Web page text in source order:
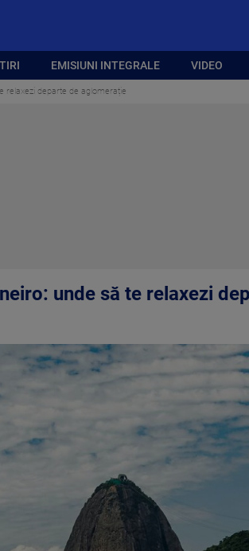
EMISIUNI INTEGRALE VIDEO
relaxezi departe de aglomerație
unde să te relaxezi